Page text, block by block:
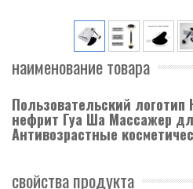
наименование товара
Пользовательский
нефрит Гуа Ша Массажер
Антивозрастные
свойства продукта